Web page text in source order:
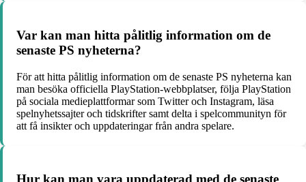
Var kan man hitta pålitlig information om de
senaste PS nyheterna?
För att hitta pålitlig information om de senaste PS nyheterna kan
man besöka officiella PlayStation-webbplatser, följa PlayStation
på sociala medieplattformar som Twitter och Instagram, läsa
spelnyhetssajter och tidskrifter samt delta i spelcommunityn för
att få insikter och uppdateringar från andra spelare.
Hur kan man vara uppdaterad med de senaste